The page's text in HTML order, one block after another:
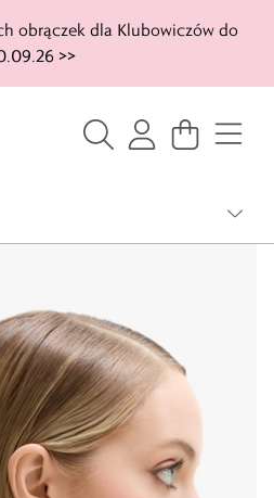
obrączek dla Klubowiczów do
>>